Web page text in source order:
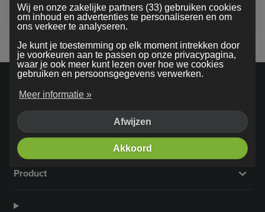
algemene voorwaarden
Bedrijf
Product
Wij en onze zakelijke partners (33) gebruiken cookies
om inhoud en advertenties te personaliseren en om
ons verkeer te analyseren.
Je kunt je toestemming op elk moment intrekken door
je voorkeuren aan te passen op onze privacypagina,
waar je ook meer kunt lezen over hoe we cookies
gebruiken en persoonsgegevens verwerken.
Meer informatie »
Afwijzen
Akkoord